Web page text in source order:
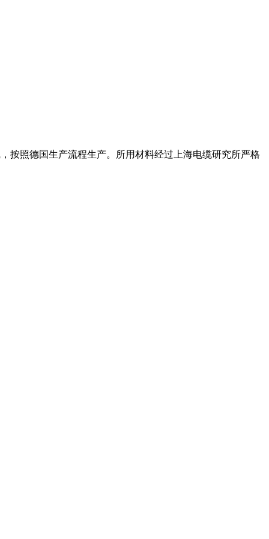
按照德国生产流程生产。所用材料经过上海电缆研究所严格